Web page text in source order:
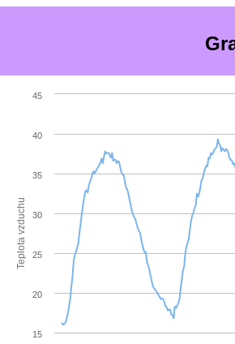
Teplota vzduchu
15
20
25
30
35
40
45